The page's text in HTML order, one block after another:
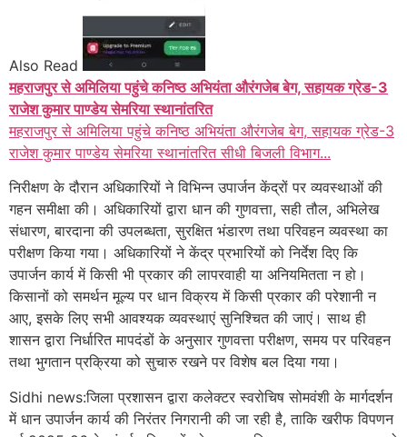
Also Read
महराजपुर से अमिलिया पहुंचे कनिष्ठ अभियंता औरंगजेब बेग, सहायक ग्रेड-3
राजेश कुमार पाण्डेय सेमरिया स्थानांतरित
महराजपुर से अमिलिया पहुंचे कनिष्ठ अभियंता औरंगजेब बेग, सहायक ग्रेड-3
राजेश कुमार पाण्डेय सेमरिया स्थानांतरित सीधी बिजली विभाग...
निरीक्षण के दौरान अधिकारियों ने विभिन्न उपार्जन केंद्रों पर व्यवस्थाओं की
गहन समीक्षा की। अधिकारियों द्वारा धान की गुणवत्ता, सही तौल, अभिलेख
संधारण, बारदाना की उपलब्धता, सुरक्षित भंडारण तथा परिवहन व्यवस्था का
परीक्षण किया गया। अधिकारियों ने केंद्र प्रभारियों को निर्देश दिए कि
उपार्जन कार्य में किसी भी प्रकार की लापरवाही या अनियमितता न हो।
किसानों को समर्थन मूल्य पर धान विक्रय में किसी प्रकार की परेशानी न
आए, इसके लिए सभी आवश्यक व्यवस्थाएं सुनिश्चित की जाएं। साथ ही
शासन द्वारा निर्धारित मापदंडों के अनुसार गुणवत्ता परीक्षण, समय पर परिवहन
तथा भुगतान प्रक्रिया को सुचारु रखने पर विशेष बल दिया गया।
Sidhi news:जिला प्रशासन द्वारा कलेक्टर स्वरोचिष सोमवंशी के मार्गदर्शन
में धान उपार्जन कार्य की निरंतर निगरानी की जा रही है, ताकि खरीफ विपणन